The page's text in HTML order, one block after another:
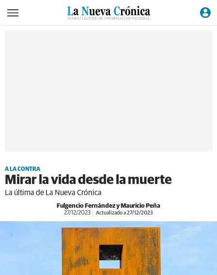
A LA CONTRA
Mirar la vida desde la muerte
La última de La Nueva Crónica
Fulgencio Fernández y Mauricio Peña
27/12/2023 Actualizado a 27/12/2023